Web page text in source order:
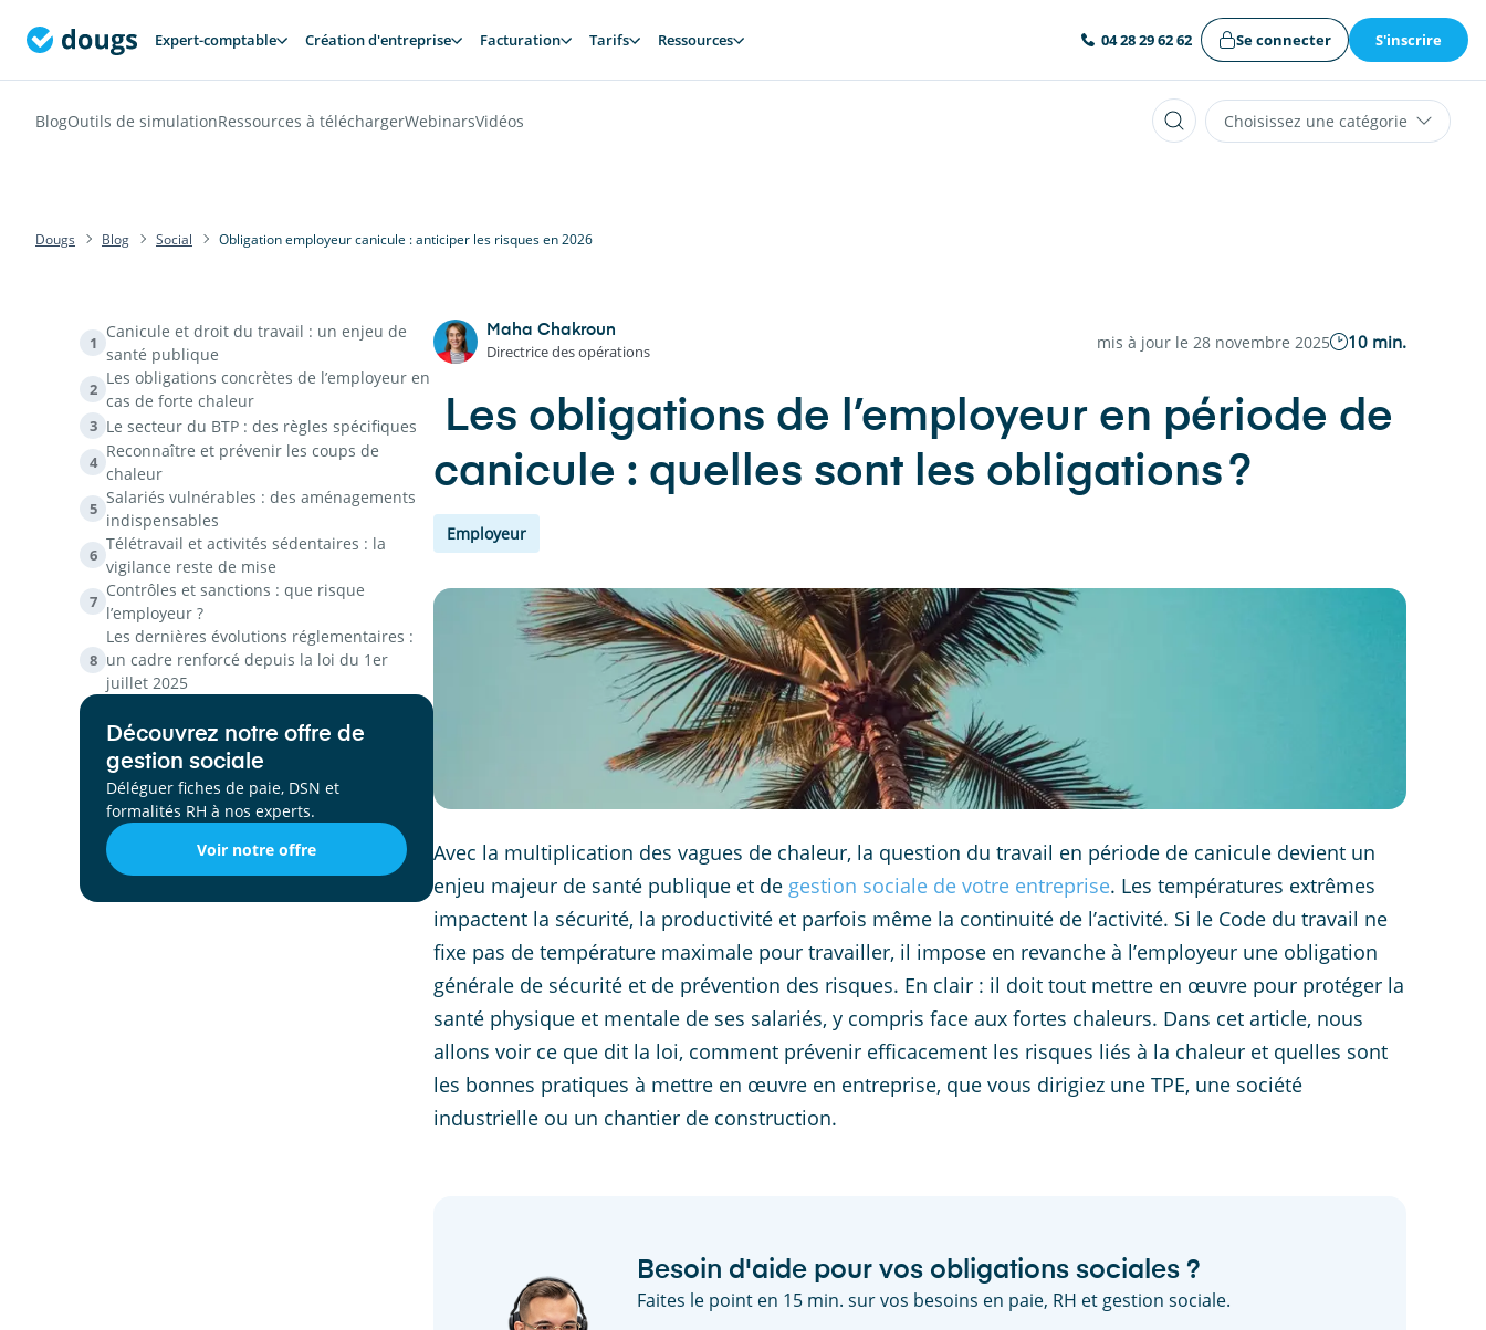
Expert-comptable Création d'entreprise Facturation Tarifs Ressources 04 28 29 62 62 Se connecter S'inscrire
BlogOutils de simulationRessources à téléchargerWebinarsVidéos Choisissez une catégorie
Dougs Blog Social Obligation employeur canicule : anticiper les risques en 2026
1
Canicule et droit du travail : un enjeu de
santé publique
2
Les obligations concrètes de l’employeur en
cas de forte chaleur
3 Le secteur du BTP : des règles spécifiques
4
Reconnaître et prévenir les coups de
chaleur
5
Salariés vulnérables : des aménagements
indispensables
6
Télétravail et activités sédentaires : la
vigilance reste de mise
7
Contrôles et sanctions : que risque
l’employeur ?
8
Les dernières évolutions réglementaires :
un cadre renforcé depuis la loi du 1er
juillet 2025
Découvrez notre offre de
gestion sociale
Déléguer fiches de paie, DSN et
formalités RH à nos experts.
Voir notre offre
Maha Chakroun
Directrice des opérations mis à jour le 28 novembre 2025 10 min.
Les obligations de l’employeur en période de
canicule : quelles sont les obligations ?
Employeur
Avec la multiplication des vagues de chaleur, la question du travail en période de canicule devient un
enjeu majeur de santé publique et de gestion sociale de votre entreprise. Les températures extrêmes
impactent la sécurité, la productivité et parfois même la continuité de l’activité. Si le Code du travail ne
fixe pas de température maximale pour travailler, il impose en revanche à l’employeur une obligation
générale de sécurité et de prévention des risques. En clair : il doit tout mettre en œuvre pour protéger la
santé physique et mentale de ses salariés, y compris face aux fortes chaleurs. Dans cet article, nous
allons voir ce que dit la loi, comment prévenir efficacement les risques liés à la chaleur et quelles sont
les bonnes pratiques à mettre en œuvre en entreprise, que vous dirigiez une TPE, une société
industrielle ou un chantier de construction.
Besoin d'aide pour vos obligations sociales ?
Faites le point en 15 min. sur vos besoins en paie, RH et gestion sociale.